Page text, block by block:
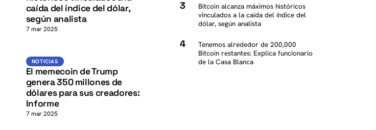
caída del índice del dólar,
según analista
7 mar 2025
Noticias
K
NOTICIAS
El memecoin de Trump
genera 350 millones de
dólares para sus creadores:
Informe
7 mar 2025
Bitcoin alcanza máximos históricos
vinculados a la caída del índice del
dólar, según analista
Tenemos alrededor de 200,000
Bitcoin restantes: Explica funcionario
de la Casa Blanca